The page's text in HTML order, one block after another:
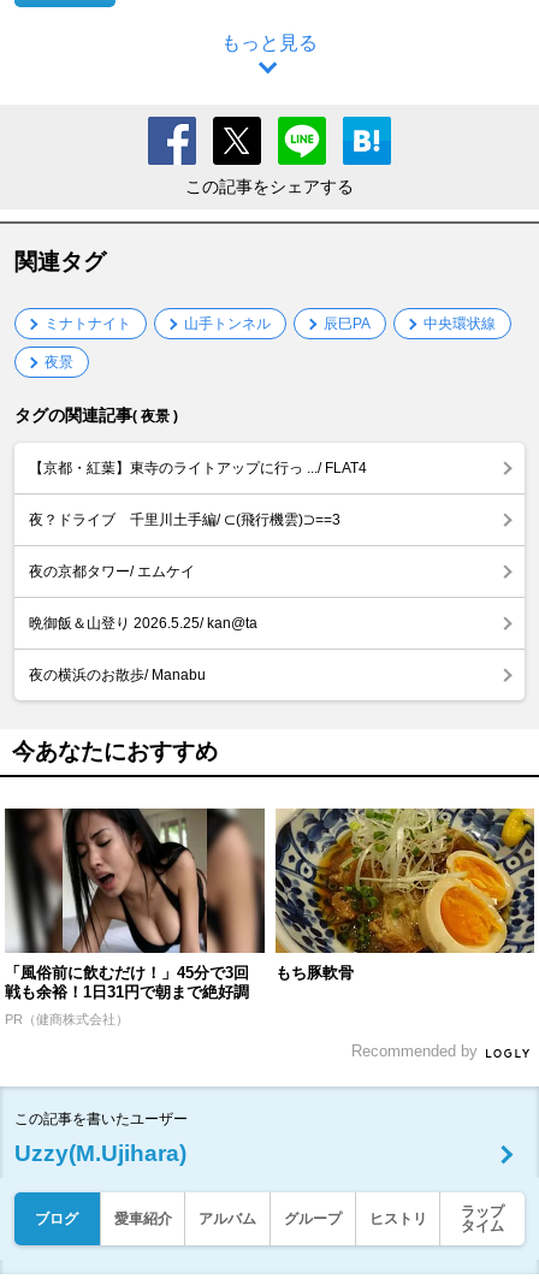
もっと見る
この記事をシェアする
関連タグ
ミナトナイト 山手トンネル 辰巳PA 中央環状線
夜景
タグの関連記事( 夜景 )
【京都・紅葉】東寺のライトアップに行っ .../ FLAT4
夜？ドライブ 千里川土手編/ ⊂(飛行機雲)⊃==3
夜の京都タワー/ エムケイ
晩御飯＆山登り 2026.5.25/ kan@ta
夜の横浜のお散歩/ Manabu
今あなたにおすすめ
「風俗前に飲むだけ！」45分で3回
戦も余裕！1日31円で朝まで絶好調
PR（健商株式会社）
もち豚軟骨
Recommended by
この記事を書いたユーザー
Uzzy(M.Ujihara)
ブログ 愛車紹介 アルバム グループ ヒストリ
ラップ
タイム